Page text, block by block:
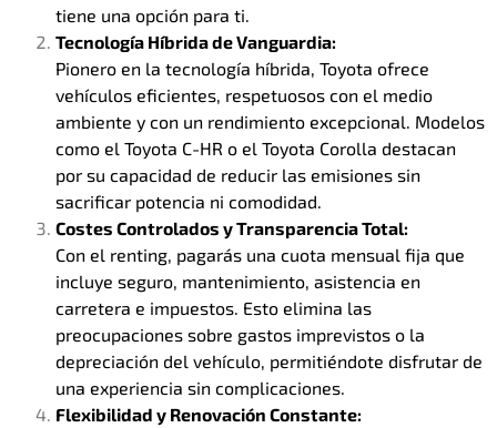
tiene una opción para ti.
Tecnología Híbrida de Vanguardia:
Pionero en la tecnología híbrida, Toyota ofrece
vehículos eficientes, respetuosos con el medio
ambiente y con un rendimiento excepcional. Modelos
como el Toyota C-HR o el Toyota Corolla destacan
por su capacidad de reducir las emisiones sin
sacrificar potencia ni comodidad.
Costes Controlados y Transparencia Total:
Con el renting, pagarás una cuota mensual fija que
incluye seguro, mantenimiento, asistencia en
carretera e impuestos. Esto elimina las
preocupaciones sobre gastos imprevistos o la
depreciación del vehículo, permitiéndote disfrutar de
una experiencia sin complicaciones.
Flexibilidad y Renovación Constante: